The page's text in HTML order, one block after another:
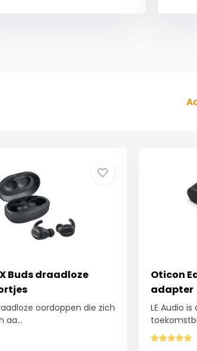
Buds draadloze
oordoppen die zich
aa...
Oticon
adapter
LE Audio